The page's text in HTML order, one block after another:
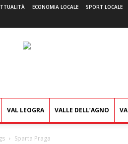
ECONOMIA LOCALE SPORT LOCALE
VAL LEOGRA VALLE DELL’AGNO
Sparta Praga